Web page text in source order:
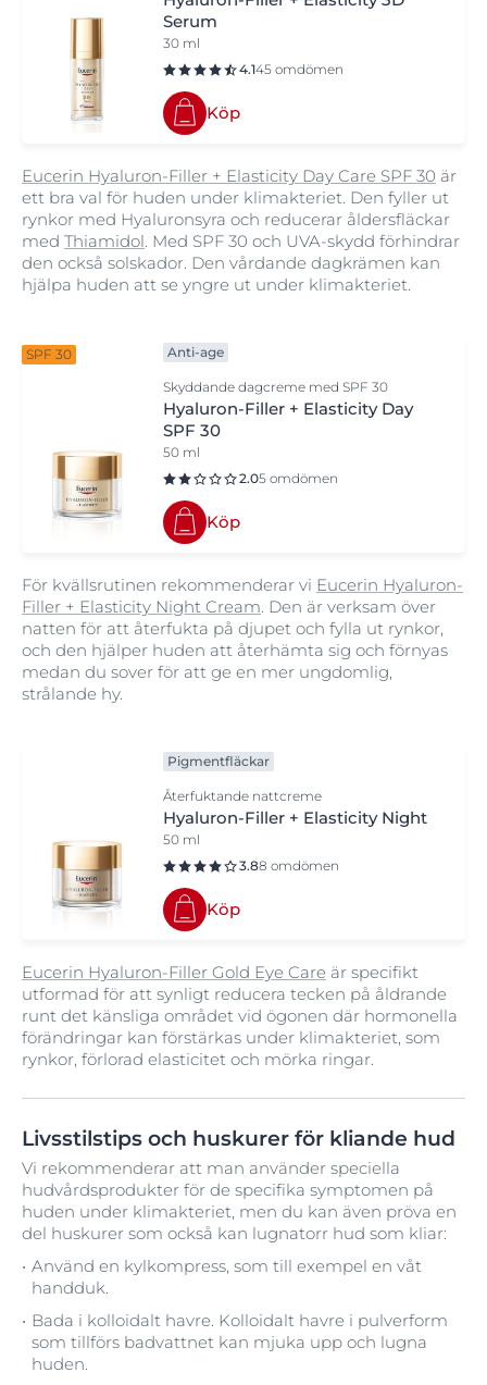
Serum
30 ml
4.145 omdömen
Köp
Eucerin Hyaluron-Filler + Elasticity Day Care SPF 30 är
ett bra val för huden under klimakteriet. Den fyller ut
rynkor med Hyaluronsyra och reducerar åldersfläckar
med Thiamidol. Med SPF 30 och UVA-skydd förhindrar
den också solskador. Den vårdande dagkrämen kan
hjälpa huden att se yngre ut under klimakteriet.
SPF 30 Anti-age
Skyddande dagcreme med SPF 30
Hyaluron-Filler + Elasticity Day
SPF 30
50 ml
2.05 omdömen
Köp
För kvällsrutinen rekommenderar vi Eucerin Hyaluron-
Filler + Elasticity Night Cream. Den är verksam över
natten för att återfukta på djupet och fylla ut rynkor,
och den hjälper huden att återhämta sig och förnyas
medan du sover för att ge en mer ungdomlig,
strålande hy.
Pigmentfläckar
Återfuktande nattcreme
Hyaluron-Filler + Elasticity Night
50 ml
3.88 omdömen
Köp
Eucerin Hyaluron-Filler Gold Eye Care är specifikt
utformad för att synligt reducera tecken på åldrande
runt det känsliga området vid ögonen där hormonella
förändringar kan förstärkas under klimakteriet, som
rynkor, förlorad elasticitet och mörka ringar.
Livsstilstips och huskurer för kliande hud
Vi rekommenderar att man använder speciella
hudvårdsprodukter för de specifika symptomen på
huden under klimakteriet, men du kan även pröva en
del huskurer som också kan lugnatorr hud som kliar:
Använd en kylkompress, som till exempel en våt
handduk.
Bada i kolloidalt havre. Kolloidalt havre i pulverform
som tillförs badvattnet kan mjuka upp och lugna
huden.